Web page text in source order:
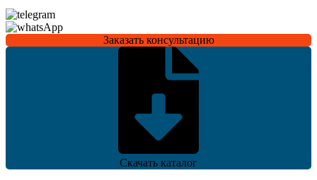
Заказать консультацию
Скачать каталог